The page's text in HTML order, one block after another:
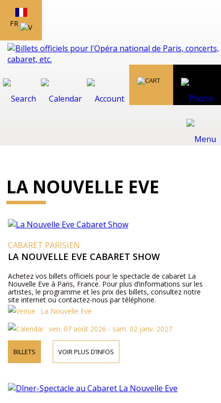
FR
LA NOUVELLE EVE
CABARET PARISIEN
LA NOUVELLE EVE CABARET SHOW
Achetez vos billets officiels pour le spectacle de cabaret La
Nouvelle Eve à Paris, France. Pour plus d’informations sur les
artistes, le programme et les prix des billets, consultez notre
site internet ou contactez-nous par téléphone.
La Nouvelle Eve
ven. 07 août 2026 - sam. 02 janv. 2027
BILLETS VOIR PLUS D’INFOS